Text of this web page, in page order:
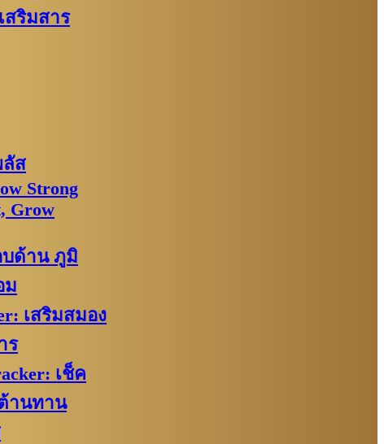
สริมสาร
ส
Strong
Grow
บด้าน ภูมิ
ม
เสริมสมอง
ร
เช็ค
นทาน